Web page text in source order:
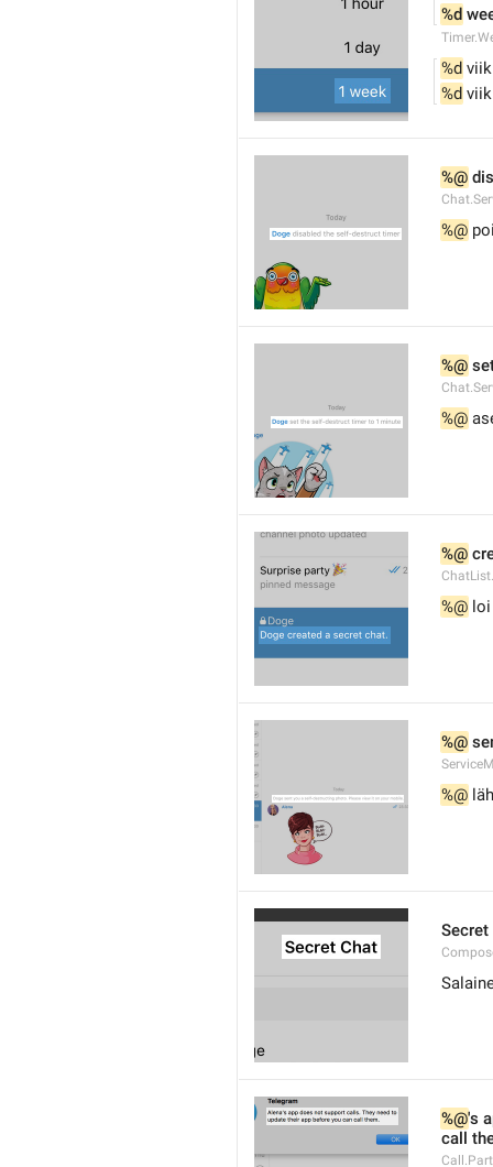
%d
%d
%d
%@
%@
%@
%@
%@
%@
%@
%@
Secret
%@'s
call